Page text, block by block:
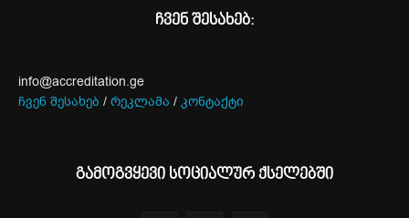
ჩვენ შესახებ:
info@accreditation.ge
ჩვენ შესახებ / რეკლამა / კონტაქტი
გამოგვყევი სოციალურ ქსელებში